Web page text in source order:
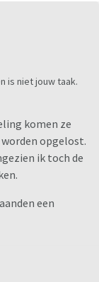
is niet jouw taak.
komen ze
opgelost.
ik toch de
een